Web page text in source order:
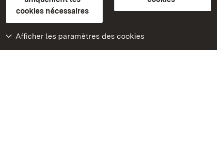
cookies nécessaires
Afficher les paramètres des cookies
Accueil
Monuments
Rendez-nous visite